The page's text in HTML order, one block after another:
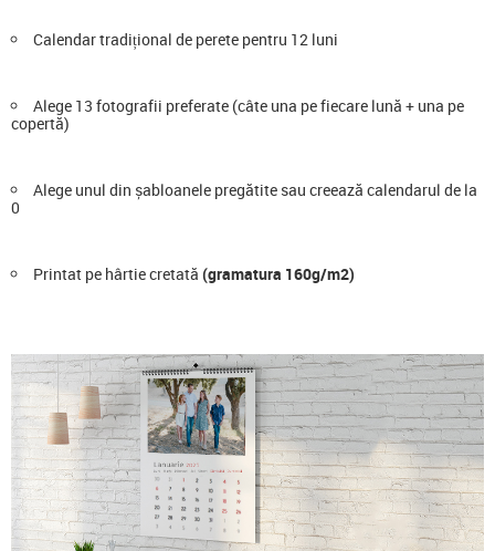
Calendar tradițional de perete pentru 12 luni
Alege 13 fotografii preferate (câte una pe fiecare lună + una pe
copertă)
Alege unul din șabloanele pregătite sau creează calendarul de la
0
Printat pe hârtie cretată (gramatura 160g/m2)